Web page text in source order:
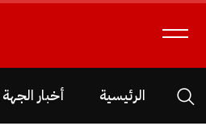
الرئيسية أخبار الجهة